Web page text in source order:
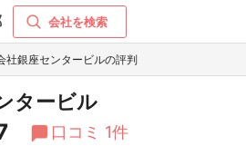
会社を検索
社銀座センタービルの評判
タービル
口コミ 1件